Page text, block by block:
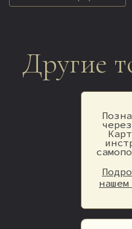
Другие